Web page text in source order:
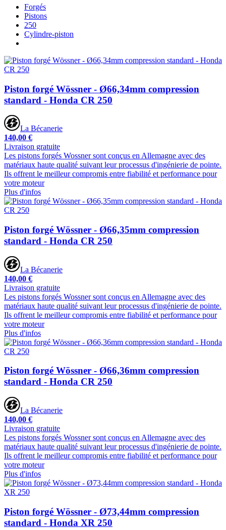
Forgés
Pistons
250
Cylindre-piston
Piston forgé Wössner - Ø66,34mm compression
standard - Honda CR 250
La Bécanerie
140,00 €
Livraison gratuite
Les pistons forgés Wossner sont conçus en Allemagne avec des
matériaux haute qualité suivant leur processus d'ingénierie de pointe.
Ils offrent le meilleur compromis entre fiabilité et performance pour
votre moteur
Plus d'infos
Piston forgé Wössner - Ø66,35mm compression
standard - Honda CR 250
La Bécanerie
140,00 €
Livraison gratuite
Les pistons forgés Wossner sont conçus en Allemagne avec des
matériaux haute qualité suivant leur processus d'ingénierie de pointe.
Ils offrent le meilleur compromis entre fiabilité et performance pour
votre moteur
Plus d'infos
Piston forgé Wössner - Ø66,36mm compression
standard - Honda CR 250
La Bécanerie
140,00 €
Livraison gratuite
Les pistons forgés Wossner sont conçus en Allemagne avec des
matériaux haute qualité suivant leur processus d'ingénierie de pointe.
Ils offrent le meilleur compromis entre fiabilité et performance pour
votre moteur
Plus d'infos
Piston forgé Wössner - Ø73,44mm compression
standard - Honda XR 250